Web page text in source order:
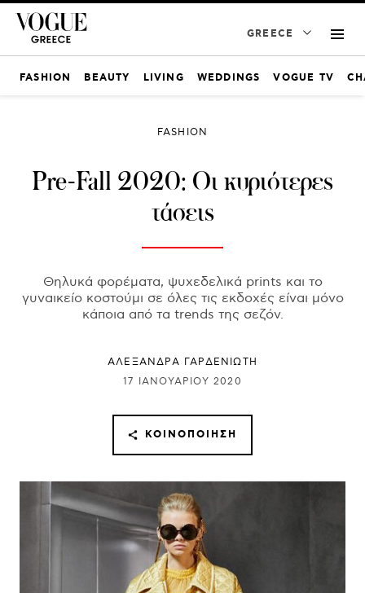
GREECE
FASHION BEAUTY LIVING WEDDINGS VOGUE TV
FASHION
Pre-Fall 2020: Οι κυριότερες
τάσεις
Θηλυκά φορέματα, ψυχεδελικά prints και το
γυναικείο κοστούμι σε όλες τις εκδοχές είναι μόνο
κάποια από τα trends της σεζόν.
ΑΛΕΞΑΝΔΡΑ ΓΑΡΔΕΝΙΩΤΗ
17 ΙΑΝΟΥΑΡΊΟΥ 2020
ΚΟΙΝΟΠΟΊΗΣΗ